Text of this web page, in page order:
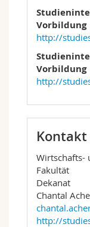
Vorbildung
http://
Vorbildung
http://
Kontakt
Wirtschafts-
Fakultät
Dekanat
Chantal
http://